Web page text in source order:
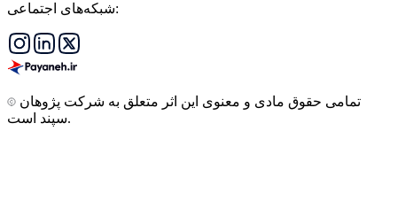
شبکه‌های اجتماعی:
سپند است.